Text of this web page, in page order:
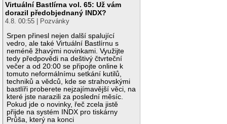
Virtuální Bastlírna vol. 65: Už vám
dorazil předobjednaný INDX?
4.8. 00:55 | Pozvánky
Srpen přinesl nejen další spalující
vedro, ale také Virtuální Bastlírnu s
neméně žhavými novinkami. Využijte
tedy předpovědi na deštivý čtvrteční
večer a od 20:00 se připojte online k
tomuto neformálnímu setkání kutilů,
techniků a vědců, kde se strahovskými
bastlíři proberete nejzajímavější věci, na
které jste narazili za poslední měsíc.
Pokud jde o novinky, řeč zcela jistě
přijde na systém INDX pro tiskárny
Průša, který na konci